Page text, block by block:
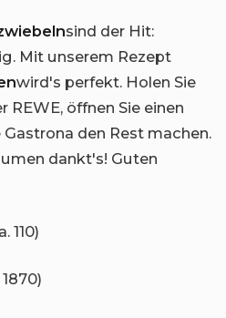
sind der Hit:
Mit unserem Rezept
wird's perfekt. Holen Sie
REWE, öffnen Sie einen
Gastrona den Rest machen.
dankt's! Guten
110)